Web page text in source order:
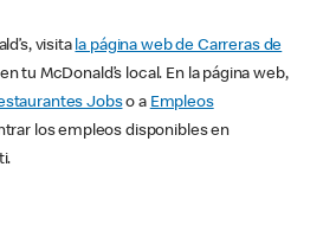
visita la página web de Carreras de
tu McDonald’s local. En la página web,
Jobso a Empleos
los empleos disponibles en